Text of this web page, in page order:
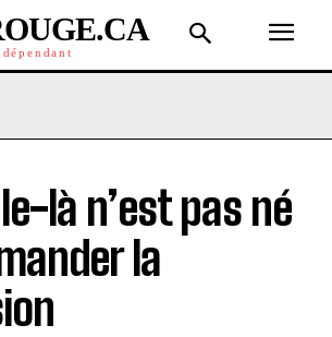
là n’est pas né
la